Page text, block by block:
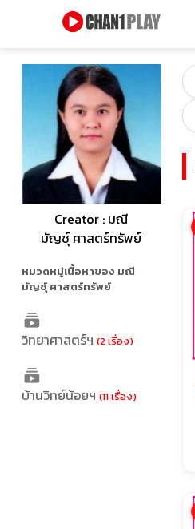
Creator : มณี
มัญชุ์ ศาสตร์ทรัพย์
หมวดหมู่เนื้อหาของ มณี
มัญชุ์ ศาสตร์ทรัพย์
วิทยาศาสตร์ฯ (2 เรื่อง)
บ้านวิทย์น้อยฯ (11 เรื่อง)